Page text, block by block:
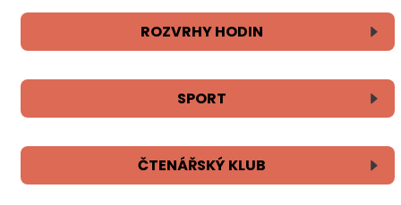
ROZVRHY HODIN
SPORT
ČTENÁŘSKÝ KLUB